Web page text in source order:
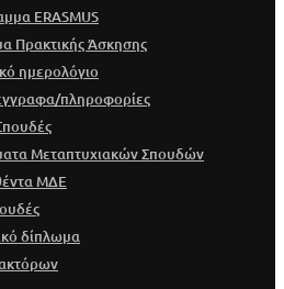
ERASMUS
Πρακτικής Άσκησης
ημερολόγιο
πληροφορίες
Μεταπτυχιακών Σπουδών
ΜΔΕ
δίπλωμα